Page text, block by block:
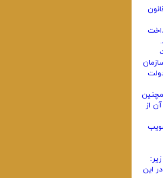
پرداخت
حقیقی باشند و همچنین
بعدی آن از
این